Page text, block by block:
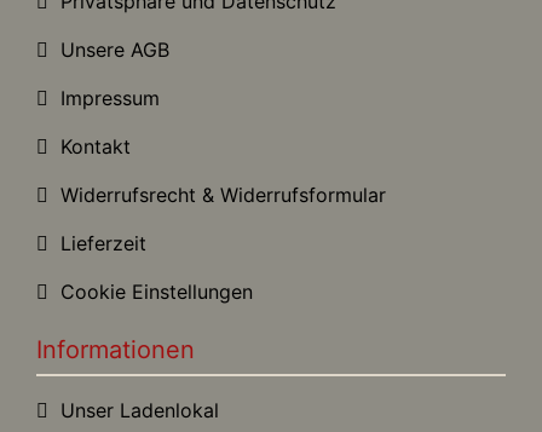
Unsere AGB
Impressum
Kontakt
Widerrufsrecht & Widerrufsformular
Lieferzeit
Cookie Einstellungen
Informationen
Unser Ladenlokal